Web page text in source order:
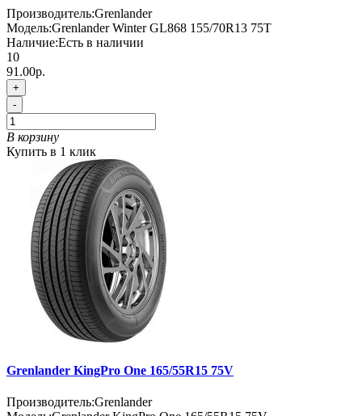
Производитель:Grenlander
Модель:Grenlander Winter GL868 155/70R13 75T
Наличие:Есть в наличии
10
91.00р.
+
-
В корзину
Купить в 1 клик
Grenlander KingPro One 165/55R15 75V
Производитель:Grenlander